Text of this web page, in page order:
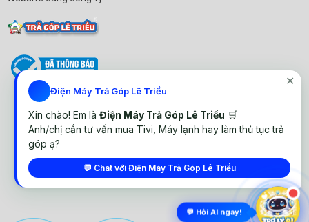
© All rights reserved. Thiết kế website Điện Máy Lê Triều
✕
Điện Máy Trả Góp Lê Triều
Xin chào! Em là Điện Máy Trả Góp Lê Triều 🛒
Anh/chị cần tư vấn mua Tivi, Máy lạnh hay làm thủ tục trả
góp ạ?
💬 Chat với Điện Máy Trả Góp Lê Triều
💬 Hỏi AI ngay!